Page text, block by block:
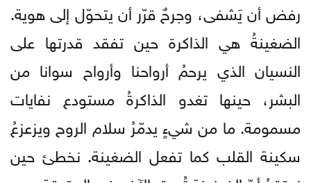
رفض أن يَشفى، وجرحٌ قرّر أن يتحوّل إلى هوية.
الضغينةُ هي الذاكرة حين تفقد قدرتها على
النسيان الذي يرحمُ أرواحنا وأرواح سوانا من
البشر، حينها تغدو الذاكرةُ مستودع نفايات
مسمومة. ما من شيءٍ يدمّرُ سلام الروح ويزعزعُ
سكينة القلب كما تفعل الضغينة. نخطئ حين